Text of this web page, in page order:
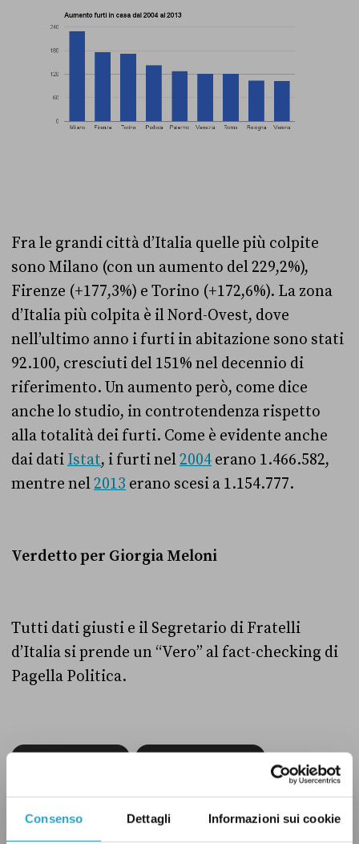
Consenso Dettagli Informazioni sui cookie
Fra le grandi città d’Italia quelle più colpite
sono Milano (con un aumento del 229,2%),
Firenze (+177,3%) e Torino (+172,6%). La zona
d’Italia più colpita è il Nord-Ovest, dove
nell’ultimo anno i furti in abitazione sono stati
92.100, cresciuti del 151% nel decennio di
riferimento. Un aumento però, come dice
anche lo studio, in controtendenza rispetto
alla totalità dei furti. Come è evidente anche
dai dati Istat, i furti nel2004 erano 1.466.582,
mentre nel2013 erano scesi a 1.154.777.
Verdetto per Giorgia Meloni
Tutti dati giusti e il Segretario di Fratelli
d’Italia si prende un “Vero” al fact-checking di
Pagella Politica.